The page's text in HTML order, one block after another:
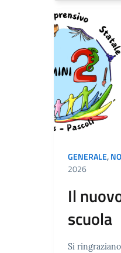
GENERALE,
2026
Il
scuola
Si